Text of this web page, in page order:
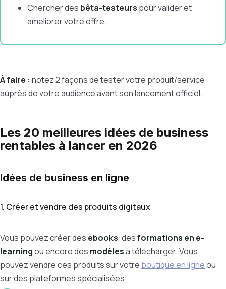
Chercher des bêta-testeurs pour valider et
améliorer votre offre.
À faire : notez 2 façons de tester votre produit/service
auprès de votre audience avant son lancement officiel.
Les 20 meilleures idées de business
rentables à lancer en 2026
Idées de business en ligne
1. Créer et vendre des produits digitaux
Vous pouvez créer des ebooks, desformations en e-
learningou encore des modèlesà télécharger. Vous
pouvez vendre ces produits sur votre boutique en ligneou
sur des plateformes spécialisées.